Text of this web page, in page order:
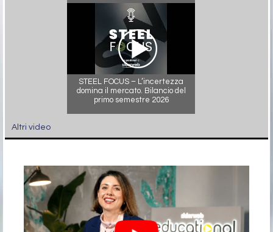
STEEL FOCUS – L’incertezza
domina il mercato. Bilancio del
primo semestre 2026
Altri video